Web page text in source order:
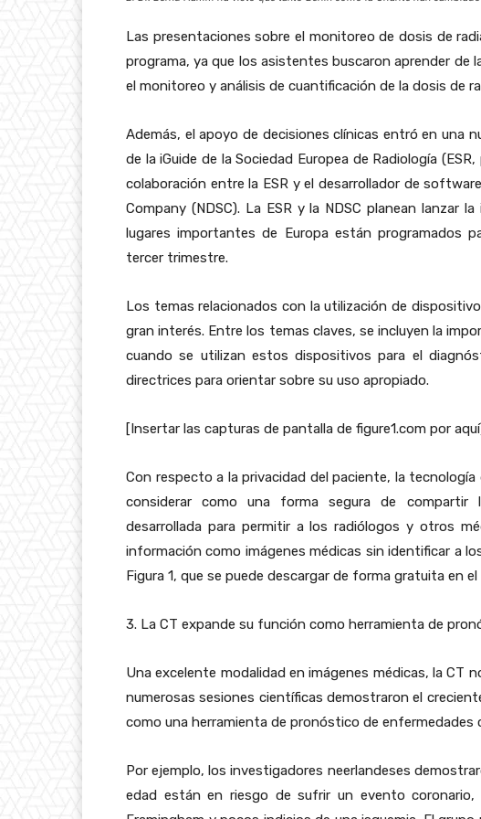
Las presentaciones sobre el monitoreo de dosis de
programa, ya que los asistentes buscaron aprender de
el monitoreo y análisis de cuantificación de la dosis de
Además, el apoyo de decisiones clínicas entró en una
de la iGuide de la Sociedad Europea de Radiología
colaboración entre la ESR y el desarrollador de
Company (NDSC). La ESR y la NDSC planean lanzar
lugares importantes de Europa están programados
tercer trimestre.
Los temas relacionados con la utilización de
gran interés. Entre los temas claves, se incluyen la
cuando se utilizan estos dispositivos para el
directrices para orientar sobre su uso apropiado.
[Insertar las capturas de pantalla de figure1.com por
Con respecto a la privacidad del paciente, la
considerar como una forma segura de
desarrollada para permitir a los radiólogos y otros
información como imágenes médicas sin identificar a
Figura 1, que se puede descargar de forma gratuita en
3. La CT expande su función como herramienta de
Una excelente modalidad en imágenes médicas, la CT
numerosas sesiones científicas demostraron el
como una herramienta de pronóstico de enfermedades
Por ejemplo, los investigadores neerlandeses
edad están en riesgo de sufrir un evento